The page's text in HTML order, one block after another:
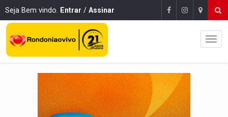
Seja Bem vindo. Entrar / Assinar